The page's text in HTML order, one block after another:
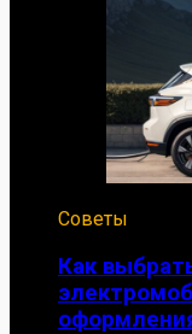
Советы
Как